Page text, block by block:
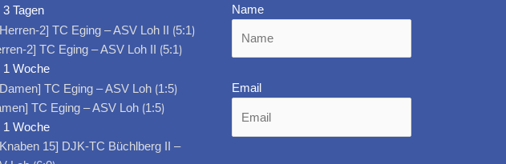
Tagen
2] TC Eging – ASV Loh II ⟮5:1⟯
1 Woche
TC Eging – ASV Loh ⟮1:5⟯
1 Woche
Name
Email